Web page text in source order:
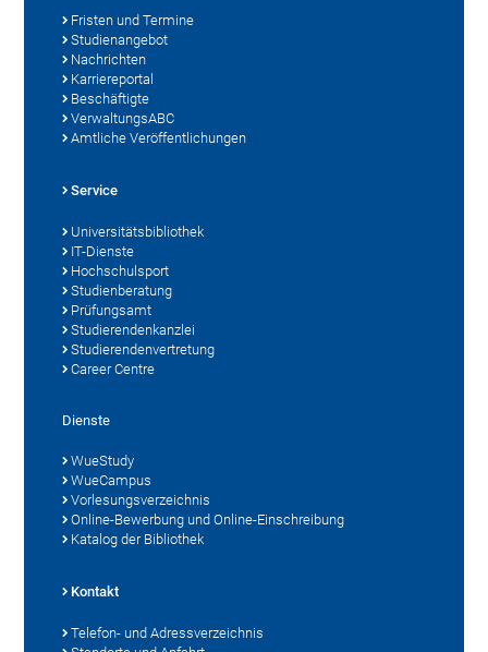
Fristen und Termine
Studienangebot
Nachrichten
Karriereportal
Beschäftigte
VerwaltungsABC
Amtliche Veröffentlichungen
Service
Universitätsbibliothek
IT-Dienste
Hochschulsport
Studienberatung
Prüfungsamt
Studierendenkanzlei
Studierendenvertretung
Career Centre
Dienste
WueStudy
WueCampus
Vorlesungsverzeichnis
Online-Bewerbung und Online-Einschreibung
Katalog der Bibliothek
Kontakt
Telefon- und Adressverzeichnis